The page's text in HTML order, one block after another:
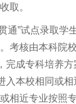
取。
通”试点录取学
考核由本科院
完成专科培养
入本校相同或
相近专业按照